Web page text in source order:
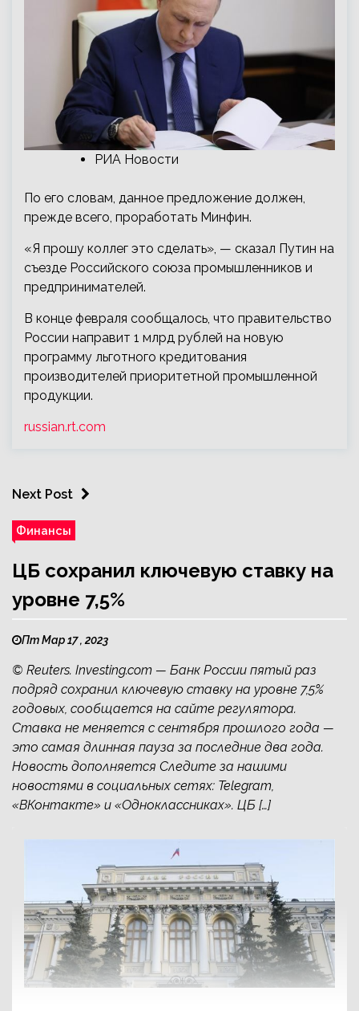
РИА Новости
По его словам, данное предложение должен,
прежде всего, проработать Минфин.
«Я прошу коллег это сделать», — сказал Путин на
съезде Российского союза промышленников и
предпринимателей.
В конце февраля сообщалось, что правительство
России направит 1 млрд рублей на новую
программу льготного кредитования
производителей приоритетной промышленной
продукции.
russian.rt.com
Next Post
Финансы
ЦБ сохранил ключевую ставку на
уровне 7,5%
Пт Мар 17 , 2023
© Reuters. Investing.com — Банк России пятый раз
подряд сохранил ключевую ставку на уровне 7,5%
годовых, сообщается на сайте регулятора.
Ставка не меняется с сентября прошлого года —
это самая длинная пауза за последние два года.
Новость дополняется Следите за нашими
новостями в социальных сетях: Telegram,
«ВКонтакте» и «Одноклассниках». ЦБ […]